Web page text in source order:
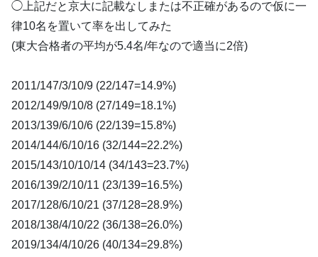
◯上記だと京大に記載なしまたは不正確があるので仮に一
律10名を置いて率を出してみた
(東大合格者の平均が5.4名/年なので適当に2倍)
2011/147/3/10/9 (22/147=14.9%)
2012/149/9/10/8 (27/149=18.1%)
2013/139/6/10/6 (22/139=15.8%)
2014/144/6/10/16 (32/144=22.2%)
2015/143/10/10/14 (34/143=23.7%)
2016/139/2/10/11 (23/139=16.5%)
2017/128/6/10/21 (37/128=28.9%)
2018/138/4/10/22 (36/138=26.0%)
2019/134/4/10/26 (40/134=29.8%)